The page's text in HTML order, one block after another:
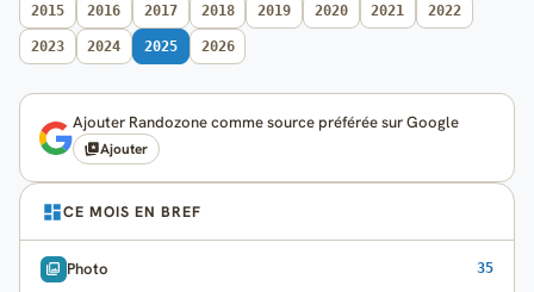
2015 2016 2017 2018 2019 2020 2021 2022
2023 2024 2025 2026
Ajouter Randozone comme source préférée sur Google
Ajouter
CE MOIS EN BREF
Photo 35